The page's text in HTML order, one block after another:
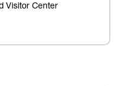
Visitor Center